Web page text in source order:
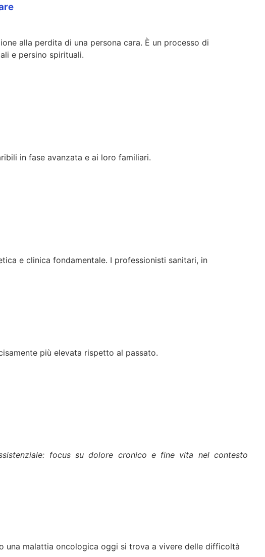
alla perdita di una persona cara. È un processo di
e persino spirituali.
in fase avanzata e ai loro familiari.
e clinica fondamentale. I professionisti sanitari, in
più elevata rispetto al passato.
focus su dolore cronico e fine vita nel contesto
una malattia oncologica oggi si trova a vivere delle difficoltà